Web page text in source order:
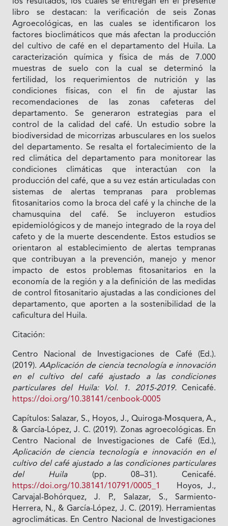
libro se destacan: la verificación de seis Zonas
Agroecológicas, en las cuales se identificaron los
factores bioclimáticos que más afectan la producción
del cultivo de café en el departamento del Huila. La
caracterización química y física de más de 7.000
muestras de suelo con la cual se determinó la
fertilidad, los requerimientos de nutrición y las
condiciones físicas, con el fin de ajustar las
recomendaciones de las zonas cafeteras del
departamento. Se generaron estrategias para el
control de la calidad del café. Un estudio sobre la
biodiversidad de micorrizas arbusculares en los suelos
del departamento. Se resalta el fortalecimiento de la
red climática del departamento para monitorear las
condiciones climáticas que interactúan con la
producción del café, que a su vez están articuladas con
sistemas de alertas tempranas para problemas
fitosanitarios como la broca del café y la chinche de la
chamusquina del café. Se incluyeron estudios
epidemiológicos y de manejo integrado de la roya del
cafeto y de la muerte descendente. Estos estudios se
orientaron al establecimiento de alertas tempranas
que contribuyan a la prevención, manejo y menor
impacto de estos problemas fitosanitarios en la
economía de la región y a la definición de las medidas
de control fitosanitario ajustadas a las condiciones del
departamento, que aporten a la sostenibilidad de la
caficultura del Huila.
Citación:
Centro Nacional de Investigaciones de Café (Ed.).
(2019). AAplicación de ciencia tecnología e innovación
en el cultivo del café ajustado a las condiciones
particulares del Huila: Vol. 1. 2015-2019.Cenicafé.
https://doi.org/10.38141/cenbook-0005
Capítulos: Salazar, S., Hoyos, J., Quiroga-Mosquera, A.,
& García-López, J. C. (2019). Zonas agroecológicas. En
Centro Nacional de Investigaciones de Café (Ed.),
Aplicación de ciencia tecnología e innovación en el
cultivo del café ajustado a las condiciones particulares
del Huila(pp. 08–31). Cenicafé.
https://doi.org/10.38141/10791/0005_1
Hoyos, J.,
Carvajal-Bohórquez, J. P., Salazar, S., Sarmiento-
Herrera, N., & García-López, J. C. (2019). Herramientas
agroclimáticas. En Centro Nacional de Investigaciones